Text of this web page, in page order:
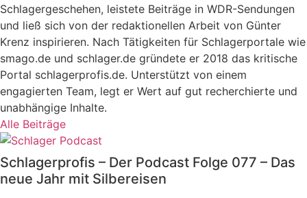
Schlagergeschehen, leistete Beiträge in WDR-Sendungen
und ließ sich von der redaktionellen Arbeit von Günter
Krenz inspirieren. Nach Tätigkeiten für Schlagerportale wie
smago.de und schlager.de gründete er 2018 das kritische
Portal schlagerprofis.de. Unterstützt von einem
engagierten Team, legt er Wert auf gut recherchierte und
unabhängige Inhalte.
Alle Beiträge
Schlagerprofis – Der Podcast Folge 077 – Das
neue Jahr mit Silbereisen